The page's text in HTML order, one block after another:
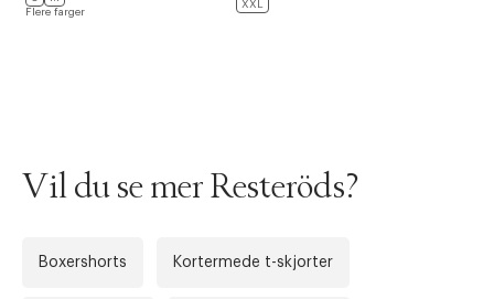
Flere farger
XXL
Vil du se mer Resteröds?
Boxershorts Kortermede t-skjorter